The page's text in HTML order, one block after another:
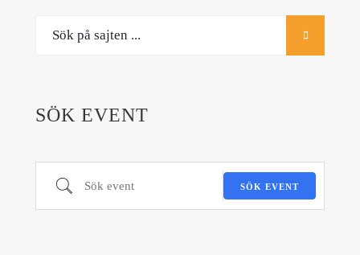
SÖK EVENT
Sök event SÖK EVENT